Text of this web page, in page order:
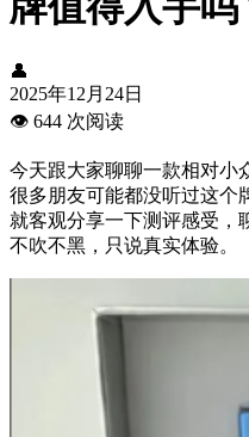
👤
2025年12月24日
👁️ 644 次阅读
今天跟大家聊聊一款相对
很多朋友可能都没听过这个
就客观分享一下测评感受，
不吹不黑，只说真实体验。